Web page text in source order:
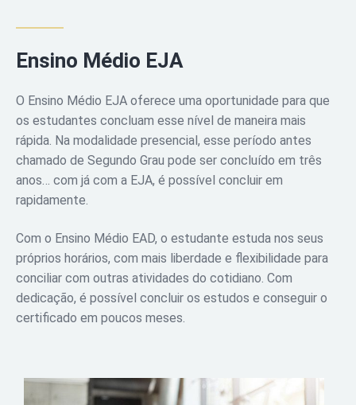
Ensino Médio EJA
O Ensino Médio EJA oferece uma oportunidade para que
os estudantes concluam esse nível de maneira mais
rápida. Na modalidade presencial, esse período antes
chamado de Segundo Grau pode ser concluído em três
anos… com já com a EJA, é possível concluir em
rapidamente.
Com o Ensino Médio EAD, o estudante estuda nos seus
próprios horários, com mais liberdade e flexibilidade para
conciliar com outras atividades do cotidiano. Com
dedicação, é possível concluir os estudos e conseguir o
certificado em poucos meses.